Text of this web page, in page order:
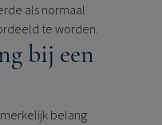
als normaal
te worden.
bij een
belang